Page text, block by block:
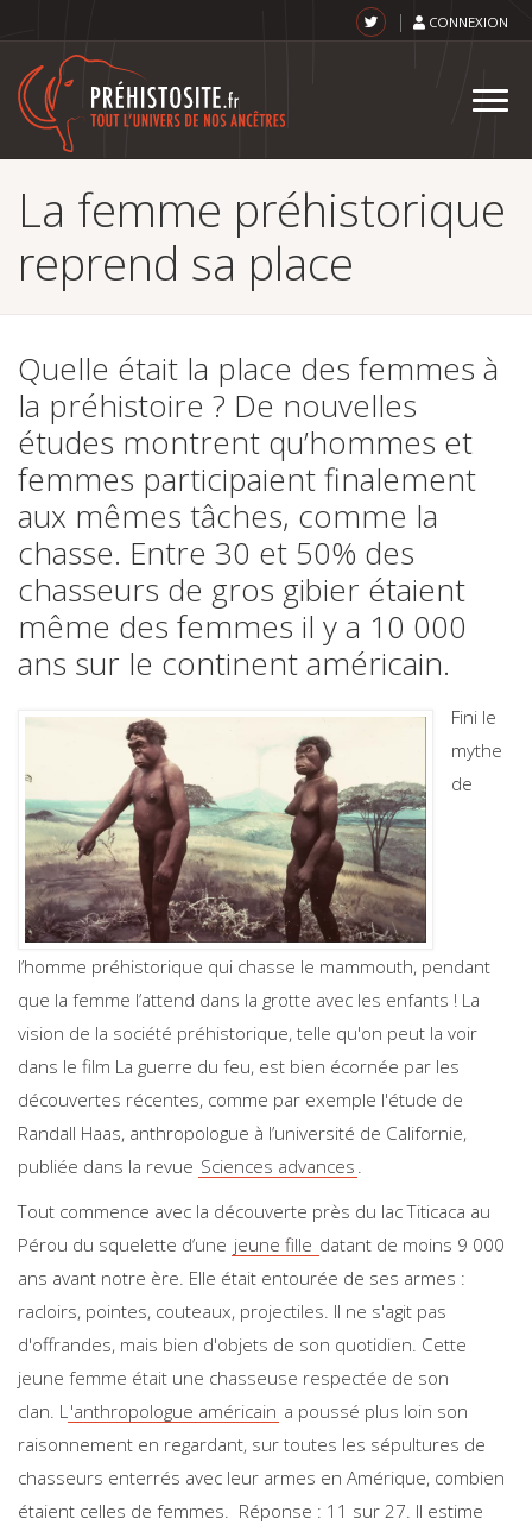
au
contenu
principal
top
CONNEXION
La femme préhistorique
reprend sa place
Quelle était la place des femmes à
la préhistoire ? De nouvelles
études montrent qu’hommes et
femmes participaient finalement
aux mêmes tâches, comme la
chasse. Entre 30 et 50% des
chasseurs de gros gibier étaient
même des femmes il y a 10 000
ans sur le continent américain.
Fini le
mythe
de
l’homme préhistorique qui chasse le mammouth, pendant
que la femme l’attend dans la grotte avec les enfants ! La
vision de la société préhistorique, telle qu'on peut la voir
dans le film La guerre du feu, est bien écornée par les
découvertes récentes, comme par exemple l'étude de
Randall Haas, anthropologue à l’université de Californie,
publiée dans la revue Sciences advances .
Tout commence avec la découverte près du lac Titicaca au
Pérou du squelette d’une jeune fille datant de moins 9 000
ans avant notre ère. Elle était entourée de ses armes :
racloirs, pointes, couteaux, projectiles. Il ne s'agit pas
d'offrandes, mais bien d'objets de son quotidien. Cette
jeune femme était une chasseuse respectée de son
clan. L'anthropologue américain a poussé plus loin son
raisonnement en regardant, sur toutes les sépultures de
chasseurs enterrés avec leur armes en Amérique, combien
étaient celles de femmes. Réponse : 11 sur 27. Il estime